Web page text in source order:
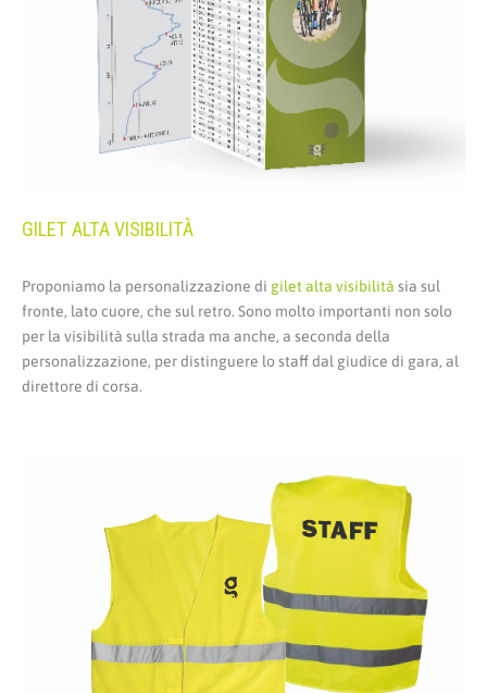
GILET ALTA VISIBILITÀ
Proponiamo la personalizzazione di gilet alta visibilità sia sul
fronte, lato cuore, che sul retro. Sono molto importanti non solo
per la visibilità sulla strada ma anche, a seconda della
personalizzazione, per distinguere lo staff dal giudice di gara, al
direttore di corsa.